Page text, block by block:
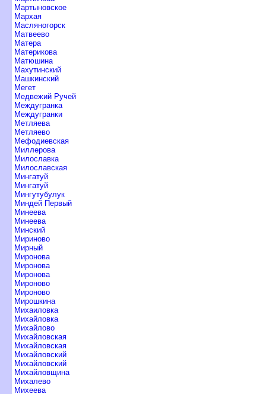
Мартыновское
Мархая
Масляногорск
Матвеево
Матера
Материкова
Матюшина
Махутинский
Машкинский
Мегет
Медвежий Ручей
Междугранка
Междугранки
Метляева
Метляево
Мефодиевская
Миллерова
Милославка
Милославская
Мингатуй
Мингатуй
Мингутубулук
Миндей Первый
Минеева
Минеева
Минский
Мириново
Мирный
Миронова
Миронова
Миронова
Мироново
Мироново
Мирошкина
Михаиловка
Михайловка
Михайлово
Михайловская
Михайловская
Михайловский
Михайловский
Михайловщина
Михалево
Михеева